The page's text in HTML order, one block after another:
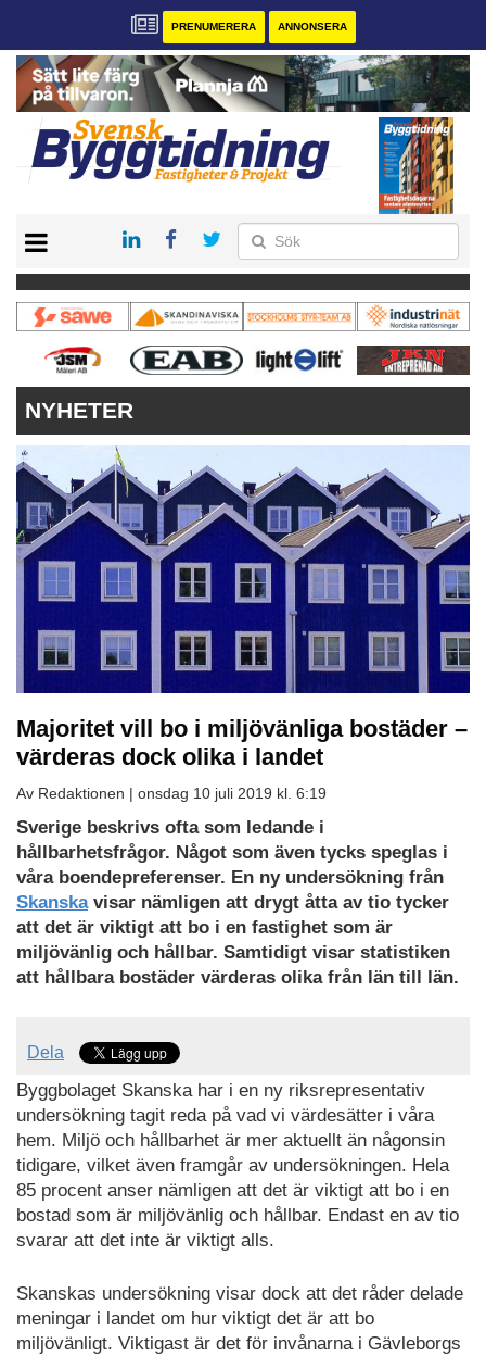
PRENUMERERA ANNONSERA
PRENUMERERA
VÅRA ANDRA MAGASIN
ANNONSERA
NYHETER
Majoritet vill bo i miljövänliga bostäder –
värderas dock olika i landet
Av Redaktionen | onsdag 10 juli 2019 kl. 6:19
Sverige beskrivs ofta som ledande i
hållbarhetsfrågor. Något som även tycks speglas i
våra boendepreferenser. En ny undersökning från
Skanskavisar nämligen att drygt åtta av tio tycker
att det är viktigt att bo i en fastighet som är
miljövänlig och hållbar. Samtidigt visar statistiken
att hållbara bostäder värderas olika från län till län.
Dela
Byggbolaget Skanska har i en ny riksrepresentativ
undersökning tagit reda på vad vi värdesätter i våra
hem. Miljö och hållbarhet är mer aktuellt än någonsin
tidigare, vilket även framgår av undersökningen. Hela
85 procent anser nämligen att det är viktigt att bo i en
bostad som är miljövänlig och hållbar. Endast en av tio
svarar att det inte är viktigt alls.
Skanskas undersökning visar dock att det råder delade
meningar i landet om hur viktigt det är att bo
miljövänligt. Viktigast är det för invånarna i Gävleborgs